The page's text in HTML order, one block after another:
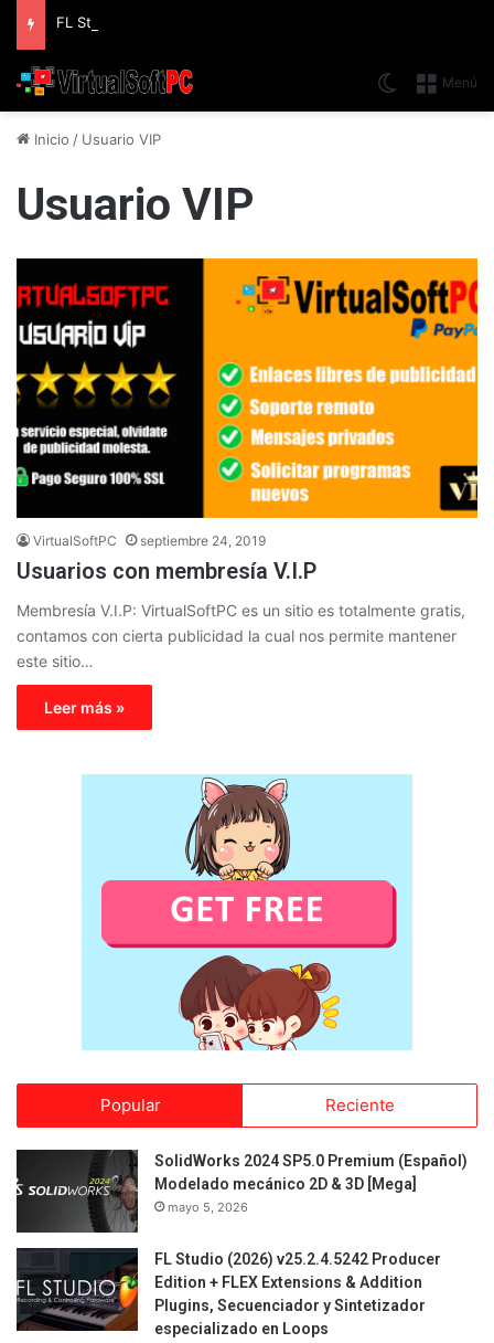
Menú
Switch skin
Inicio / Usuario VIP
Usuario VIP
VirtualSoftPC septiembre 24, 2019
Usuarios con membresía V.I.P
Membresía V.I.P: VirtualSoftPC es un sitio es totalmente gratis,
contamos con cierta publicidad la cual nos permite mantener
este sitio…
Leer más »
Popular Reciente
SolidWorks 2024 SP5.0 Premium (Español)
Modelado mecánico 2D & 3D [Mega]
mayo 5, 2026
FL Studio (2026) v25.2.4.5242 Producer
Edition + FLEX Extensions & Addition
Plugins, Secuenciador y Sintetizador
especializado en Loops